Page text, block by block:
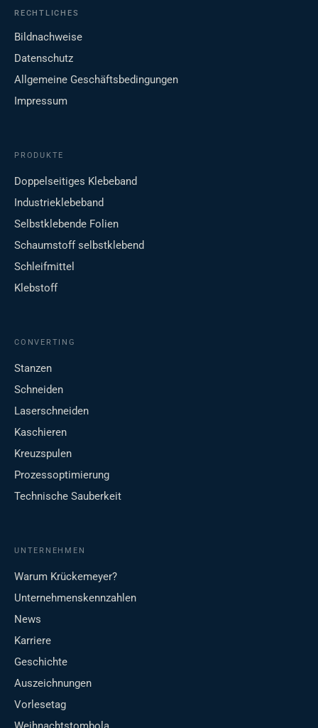
RECHTLICHES
Bildnachweise
Datenschutz
Allgemeine Geschäftsbedingungen
Impressum
PRODUKTE
Doppelseitiges Klebeband
Industrieklebeband
Selbstklebende Folien
Schaumstoff selbstklebend
Schleifmittel
Klebstoff
CONVERTING
Stanzen
Schneiden
Laserschneiden
Kaschieren
Kreuzspulen
Prozessoptimierung
Technische Sauberkeit
UNTERNEHMEN
Warum Krückemeyer?
Unternehmenskennzahlen
News
Karriere
Geschichte
Auszeichnungen
Vorlesetag